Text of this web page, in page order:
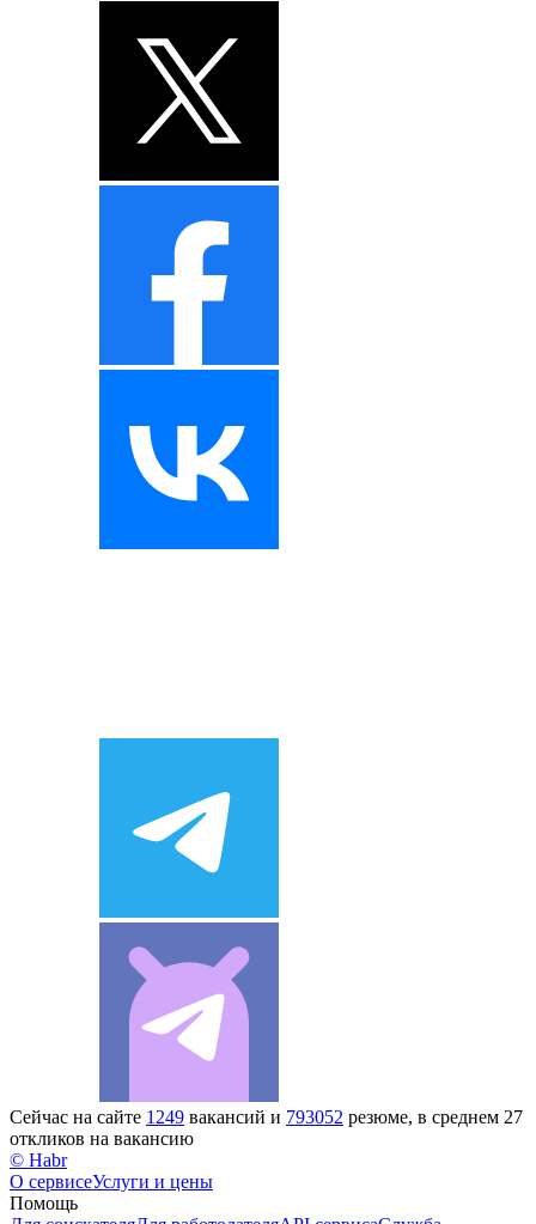
Сейчас на сайте 1249 вакансий и 793052 резюме, в среднем 27
откликов на вакансию
© Habr
О сервисеУслуги и цены
Помощь